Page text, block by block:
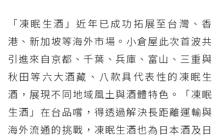
「凍眠生酒」近年已成功拓展至台灣、香
港、新加坡等海外市場。小倉屋此次首波共
引進來自京都、千葉、兵庫、富山、三重與
秋田等六大酒藏、八款具代表性的凍眠生
酒，展現不同地域風土與酒體特色。「凍眠
生酒」在台品嚐，得透過解決長距離運輸與
海外流通的挑戰，凍眠生酒也為日本酒及日